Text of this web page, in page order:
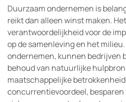
Duurzaam ondernemen is
reikt dan alleen winst maken.
verantwoordelijkheid voor de
op de samenleving en het
ondernemen, kunnen bedrijven
behoud van natuurlijke
maatschappelijke
concurrentievoordeel, besparen